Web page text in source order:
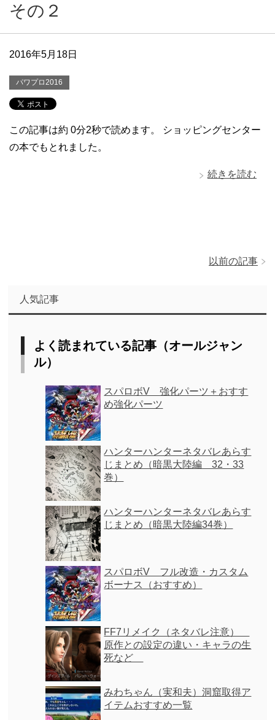
その２
2016年5月18日
パワプロ2016
この記事は約 0分2秒で読めます。 ショッピングセンター
の本でもとれました。
続きを読む
以前の記事
人気記事
よく読まれている記事（オールジャン
ル）
スパロボV 強化パーツ＋おすす
め強化パーツ
ハンターハンターネタバレあらす
じまとめ（暗黒大陸編 32・33
巻）
ハンターハンターネタバレあらす
じまとめ（暗黒大陸編34巻）
スパロボV フル改造・カスタム
ボーナス（おすすめ）
FF7リメイク（ネタバレ注意）
原作との設定の違い・キャラの生
死など
みわちゃん（実和夫）洞窟取得ア
イテムおすすめ一覧